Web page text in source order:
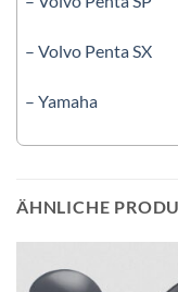
– Volvo Penta SX
– Yamaha
ÄHNLICHE